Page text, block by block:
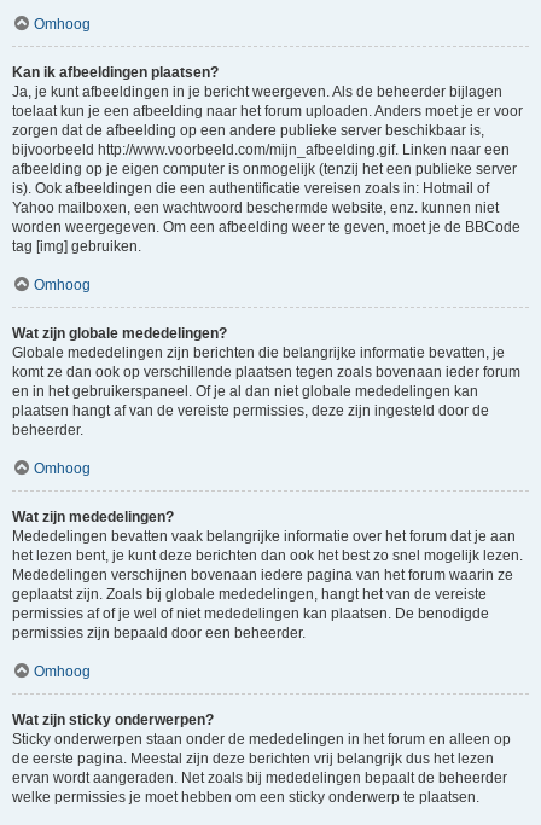
Omhoog
Kan ik afbeeldingen plaatsen?
Ja, je kunt afbeeldingen in je bericht weergeven. Als de beheerder bijlagen
toelaat kun je een afbeelding naar het forum uploaden. Anders moet je er voor
zorgen dat de afbeelding op een andere publieke server beschikbaar is,
bijvoorbeeld http://www.voorbeeld.com/mijn_afbeelding.gif. Linken naar een
afbeelding op je eigen computer is onmogelijk (tenzij het een publieke server
is). Ook afbeeldingen die een authentificatie vereisen zoals in: Hotmail of
Yahoo mailboxen, een wachtwoord beschermde website, enz. kunnen niet
worden weergegeven. Om een afbeelding weer te geven, moet je de BBCode
tag [img] gebruiken.
Omhoog
Wat zijn globale mededelingen?
Globale mededelingen zijn berichten die belangrijke informatie bevatten, je
komt ze dan ook op verschillende plaatsen tegen zoals bovenaan ieder forum
en in het gebruikerspaneel. Of je al dan niet globale mededelingen kan
plaatsen hangt af van de vereiste permissies, deze zijn ingesteld door de
beheerder.
Omhoog
Wat zijn mededelingen?
Mededelingen bevatten vaak belangrijke informatie over het forum dat je aan
het lezen bent, je kunt deze berichten dan ook het best zo snel mogelijk lezen.
Mededelingen verschijnen bovenaan iedere pagina van het forum waarin ze
geplaatst zijn. Zoals bij globale mededelingen, hangt het van de vereiste
permissies af of je wel of niet mededelingen kan plaatsen. De benodigde
permissies zijn bepaald door een beheerder.
Omhoog
Wat zijn sticky onderwerpen?
Sticky onderwerpen staan onder de mededelingen in het forum en alleen op
de eerste pagina. Meestal zijn deze berichten vrij belangrijk dus het lezen
ervan wordt aangeraden. Net zoals bij mededelingen bepaalt de beheerder
welke permissies je moet hebben om een sticky onderwerp te plaatsen.